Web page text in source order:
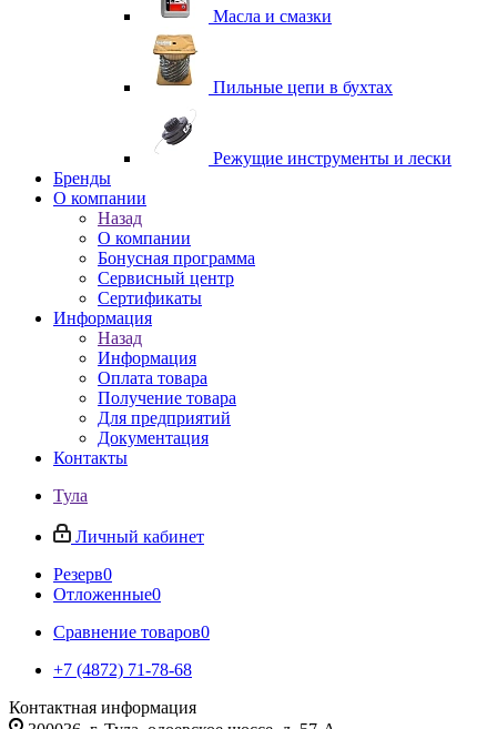
Масла и смазки
Пильные цепи в бухтах
Режущие инструменты и лески
Бренды
О компании
Назад
О компании
Бонусная программа
Сервисный центр
Сертификаты
Информация
Назад
Информация
Оплата товара
Получение товара
Для предприятий
Документация
Контакты
Тула
Личный кабинет
Резерв0
Отложенные0
Сравнение товаров0
+7 (4872) 71-78-68
Контактная информация